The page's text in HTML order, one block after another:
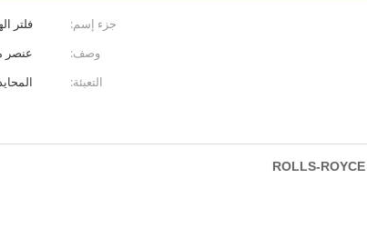
جزء إسم:
فلتر
وصف:
عنصر
التعبئة:
ROLLS-ROYCE